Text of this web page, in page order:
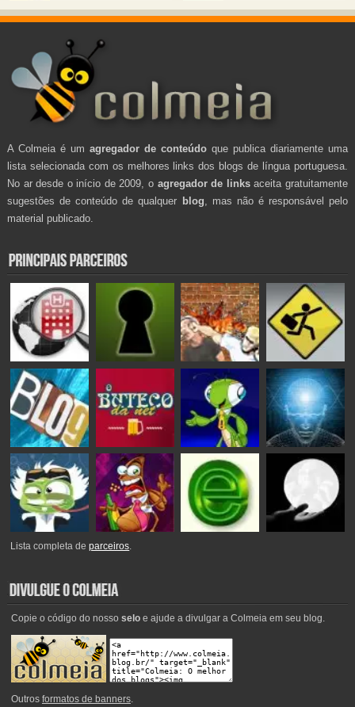
A Colmeia é um agregador de conteúdo que publica diariamente uma
lista selecionada com os melhores links dos blogs de língua portuguesa.
No ar desde o início de 2009, o agregador de linksaceita gratuitamente
sugestões de conteúdo de qualquer blog , mas não é responsável pelo
material publicado.
Lista completa deparceiros.
Copie o código do nosso seloe ajude a divulgar a Colmeia em seu blog.
Outros formatos de banners.